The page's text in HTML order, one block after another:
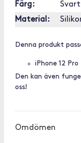
Färg:
Svart
Material:
Denna produkt
iPhone 12 Pro
Den kan även
oss!
Omdömen